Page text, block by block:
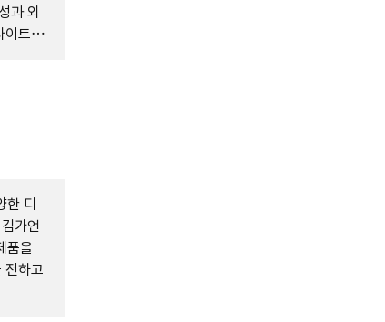
과 외
이트를
한 디
가언
품을
전하고